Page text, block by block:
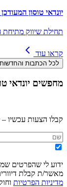
יונדאי טוסון המעודכן 2024: מחיר החל מ- 184,900 ש"ח
תחילת שיווק מתיחת
קראו עוד
לכל הכתבות והחדשות
מחפשים יונדאי
קבלו הצעות עכשיו
ידוע לי שהפרטים
מאשר/ת קבלת
מדיניות הפרטיות